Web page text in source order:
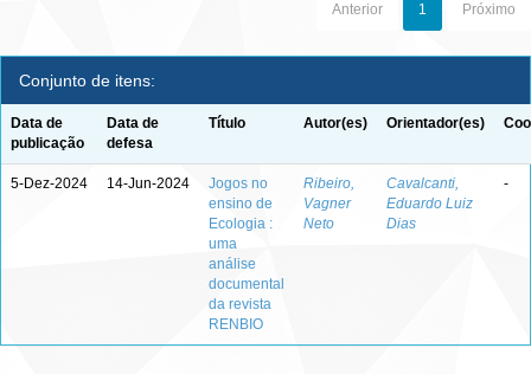
Anterior 1 Próximo
Conjunto de itens:
Data de
publicação
Data de
defesa
Título Autor(es) Orientador(es)
5-Dez-2024 14-Jun-2024
Jogos no
ensino de
Ecologia :
uma
análise
documental
da revista
RENBIO
Ribeiro,
Vagner
Neto
Cavalcanti,
Eduardo Luiz
Dias
-